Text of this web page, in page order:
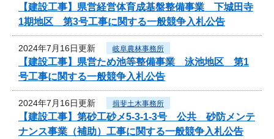
【建設工事】県営経営体育成基盤整備事業 下城田寺
1期地区 第3号工事に関する一般競争入札公告
2024年7月16日更新 岐阜農林事務所
【建設工事】県営ため池等整備事業 泳池地区 第1
号工事に関する一般競争入札公告
2024年7月16日更新 揖斐土木事務所
【建設工事】第砂工砂メ5-3-1-3号 公共 砂防メンテ
ナンス事業（補助）工事に関する一般競争入札公告